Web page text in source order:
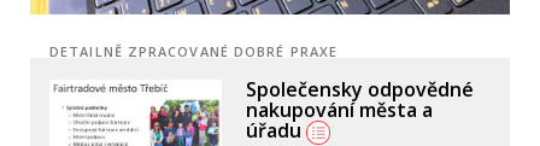
DETAILNĚ ZPRACOVANÉ DOBRÉ PRAXE
Společensky odpovědné
nakupování města a
úřadu
Fairtradové město
VSETÍN